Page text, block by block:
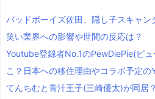
バッドボーイズ佐田、隠し子スキャ
笑い業界への影響や世間の反応は？
Youtube登録者No.1のPewDiePie(ピ
こ？日本への移住理由やコラボ予定
てんちむと青汁王子(三崎優太)が同居